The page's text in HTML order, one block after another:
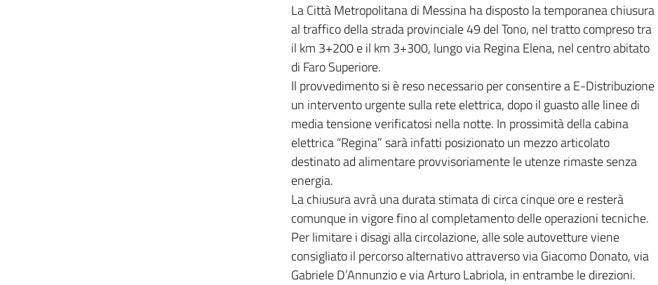
La Città Metropolitana di Messina ha disposto la temporanea chiusura
al traffico della strada provinciale 49 del Tono, nel tratto compreso tra
il km 3+200 e il km 3+300, lungo via Regina Elena, nel centro abitato
di Faro Superiore.
Il provvedimento si è reso necessario per consentire a E-Distribuzione
un intervento urgente sulla rete elettrica, dopo il guasto alle linee di
media tensione verificatosi nella notte. In prossimità della cabina
elettrica “Regina” sarà infatti posizionato un mezzo articolato
destinato ad alimentare provvisoriamente le utenze rimaste senza
energia.
La chiusura avrà una durata stimata di circa cinque ore e resterà
comunque in vigore fino al completamento delle operazioni tecniche.
Per limitare i disagi alla circolazione, alle sole autovetture viene
consigliato il percorso alternativo attraverso via Giacomo Donato, via
Gabriele D’Annunzio e via Arturo Labriola, in entrambe le direzioni.